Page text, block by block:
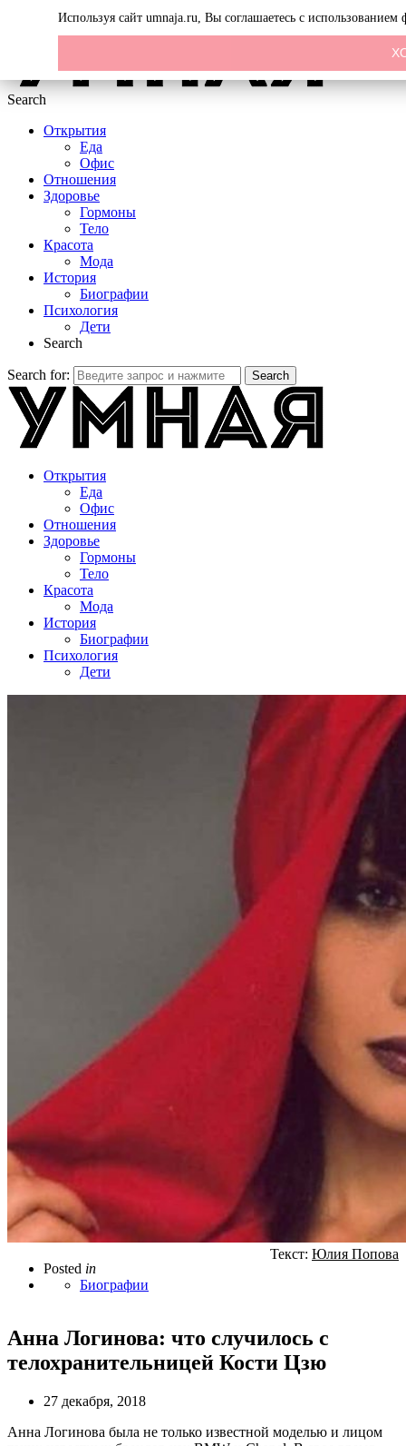
Search
Открытия
Еда
Офис
Отношения
Здоровье
Гормоны
Тело
Красота
Мода
История
Биографии
Психология
Дети
Search
Search for: Search
Открытия
Еда
Офис
Отношения
Здоровье
Гормоны
Тело
Красота
Мода
История
Биографии
Психология
Дети
Posted in
Биографии
Текст: Юлия Попова
Анна Логинова: что случилось с
телохранительницей Кости Цзю
27 декабря, 2018
Анна Логинова была не только известной моделью и лицом
Используя сайт umnaja.ru, Вы соглашаетесь с использованием